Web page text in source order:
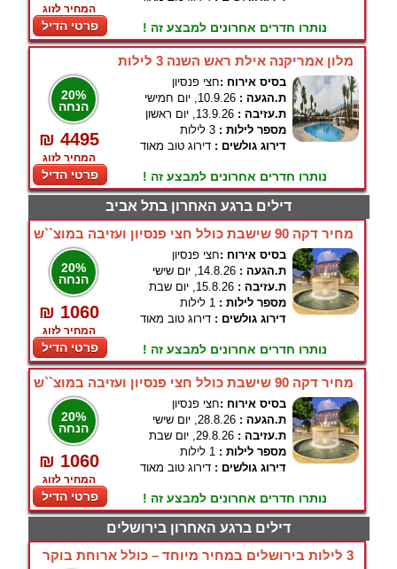
המחיר לזוג
פרטי הדיל נותרו חדרים אחרונים למבצע זה !
מלון אמריקנה אילת ראש השנה 3 לילות
20%
הנחה
₪ 4495
המחיר לזוג
פרטי הדיל
בסיס אירוח :חצי פנסיון
ת.הגעה : 10.9.26, יום חמישי
ת.עזיבה : 13.9.26, יום ראשון
מספר לילות : 3 לילות
דירוג גולשים : דירוג טוב מאוד
נותרו חדרים אחרונים למבצע זה !
דילים ברגע האחרון בתל אביב
מחיר דקה 90 שישבת כולל חצי פנסיון ועזיבה במוצ``ש
20%
הנחה
₪ 1060
המחיר לזוג
פרטי הדיל
בסיס אירוח :חצי פנסיון
ת.הגעה : 14.8.26, יום שישי
ת.עזיבה : 15.8.26, יום שבת
מספר לילות : 1 לילות
דירוג גולשים : דירוג טוב מאוד
נותרו חדרים אחרונים למבצע זה !
מחיר דקה 90 שישבת כולל חצי פנסיון ועזיבה במוצ``ש
20%
הנחה
₪ 1060
המחיר לזוג
פרטי הדיל
בסיס אירוח :חצי פנסיון
ת.הגעה : 28.8.26, יום שישי
ת.עזיבה : 29.8.26, יום שבת
מספר לילות : 1 לילות
דירוג גולשים : דירוג טוב מאוד
נותרו חדרים אחרונים למבצע זה !
דילים ברגע האחרון בירושלים
3 לילות בירושלים במחיר מיוחד – כולל ארוחת בוקר